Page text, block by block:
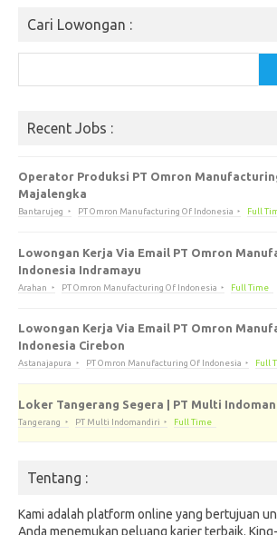
Cari Lowongan :
Recent Jobs :
Operator Produksi PT Omron
Majalengka
Bantarujeg PT Omron Manufacturing Of Indonesia Full
Lowongan Kerja Via Email PT Omron
Indonesia Indramayu
Arahan PT Omron Manufacturing Of Indonesia Full Time
Lowongan Kerja Via Email PT Omron
Indonesia Cirebon
Astanajapura PT Omron Manufacturing Of Indonesia Full
Loker Tangerang Segera | PT Multi
Tangerang PT Multi Indomandiri Full Time
Tentang :
Kami adalah platform online yang bertujuan
Anda menemukan peluang karier terbaik.